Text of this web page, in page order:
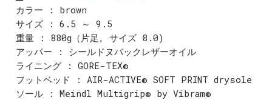
カラー : brown
サイズ : 6.5 ～ 9.5
重量 : 880g（片足, サイズ 8.0)
アッパー : シールドヌバックレザーオイル
ライニング : GORE-TEX®
フットベッド : AIR-ACTIVE® SOFT PRINT drysole
ソール : Meindl Multigrip® by Vibram®